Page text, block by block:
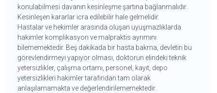
konulabilmesi davanın kesinleşme şartına bağlanmalıdır.
Kesinleşen kararlar icra edilebilir hale gelmelidir.
Hastalar ve hekimler arasında oluşan uyuşmazlıklarda
hakimler komplikasyon ve malpraktis ayrımını
bilememektedir. Beş dakikada bir hasta bakma, devletin bu
görevlendirmeyi yapıyor olması, doktorun elindeki teknik
yetersizlikler, çalışma ortamı, personel, kayıt, depo
yetersizlikleri hakimler tarafından tam olarak
anlaşılamamakta ve değerlendirilememektedir.